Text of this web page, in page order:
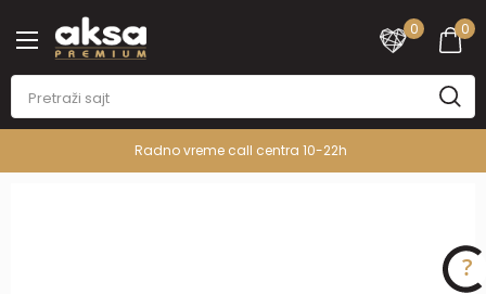
0
0
Radno vreme call centra 10-22h